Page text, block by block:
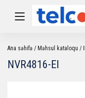
Ana səhifə Məhsul kataloqu
NVR4816-EI